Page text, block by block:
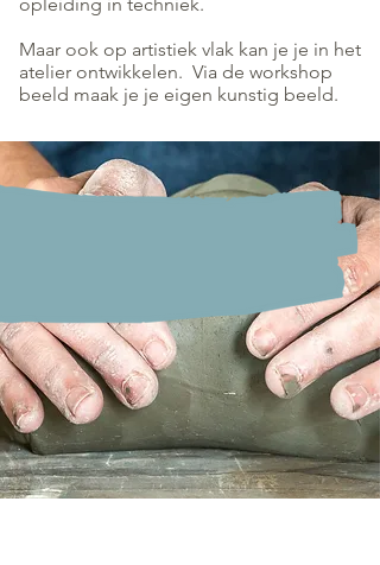
Maar ook op artistiek vlak kan je je in het
atelier ontwikkelen. Via de workshop
beeld maak je je eigen kunstig beeld.